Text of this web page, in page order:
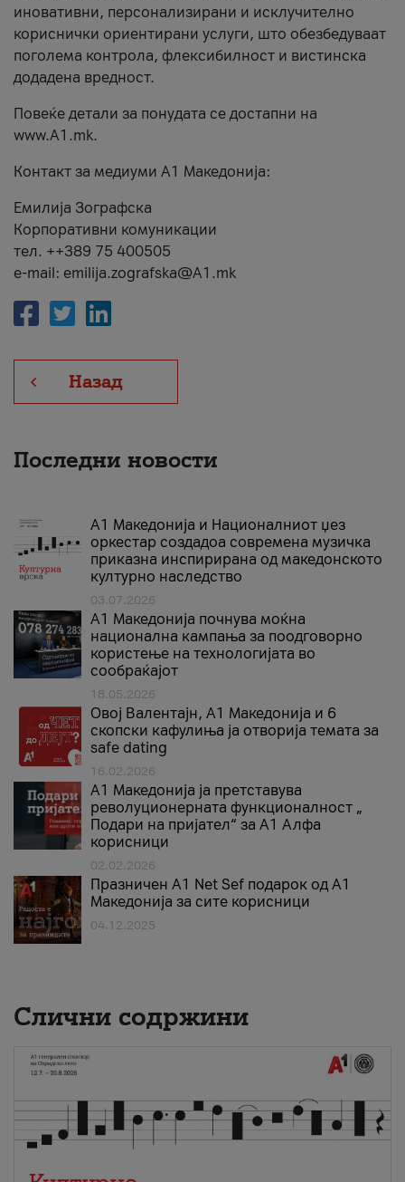
иновативни, персонализирани и исклучително
кориснички ориентирани услуги, што обезбедуваат
поголема контрола, флексибилност и вистинска
додадена вредност.
Повеќе детали за понудата се достапни на
www.А1.mk.
Контакт за медиуми А1 Македонија:
Емилија Зографска
Корпоративни комуникации
тел. ++389 75 400505
e-mail: emilija.zografska@A1.mk
Назад
Последни новости
А1 Македонија и Националниот џез
оркестар создадоа современа музичка
приказна инспирирана од македонското
културно наследство
03.07.2026
A1 Македонија почнува моќна
национална кампања за поодговорно
користење на технологијата во
сообраќајот
18.05.2026
Овој Валентајн, A1 Македонија и 6
скопски кафулиња ја отворија темата за
safe dating
16.02.2026
А1 Македонија ја претставува
револуционерната функционалност „
Подари на пријател“ за А1 Алфа
корисници
02.02.2026
Празничен A1 Net Sеf подарок од А1
Македонија за сите корисници
04.12.2025
Слични содржини